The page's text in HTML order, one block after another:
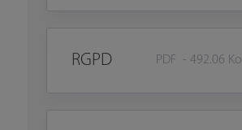
RGPD PDF - 492.06 Ko